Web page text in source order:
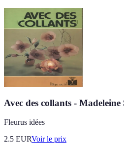
Avec des collants -
Fleurus idées
2.5 EURVoir le prix